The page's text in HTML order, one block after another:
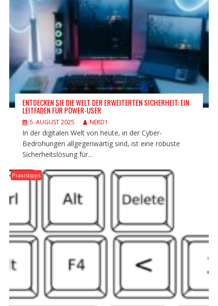
ENTDECKEN SIE DIE WELT DER ERWEITERTEN SICHERHEIT: EIN
LEITFADEN FÜR POWER-USER
5. AUGUST 2025 NERD1
In der digitalen Welt von heute, in der Cyber-
Bedrohungen allgegenwärtig sind, ist eine robuste
Sicherheitslösung für...
Praxistipps